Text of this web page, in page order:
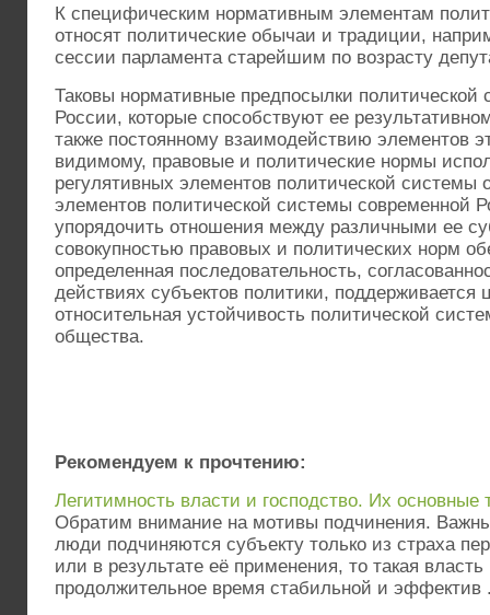
К специфическим нормативным элементам
относят политические обычаи и традиции,
сессии парламента старейшим по возрасту
Таковы нормативные предпосылки политической
России, которые способствуют ее
также постоянному взаимодействию элементов
видимому, правовые и политические нормы
регулятивных элементов политической системы
элементов политической системы современной
упорядочить отношения между различными ее
совокупностью правовых и политических норм
определенная последовательность,
действиях субъектов политики, поддерживается
относительная устойчивость политической
общества.
Рекомендуем к прочтению:
Легитимность власти и господство. Их основные
Обратим внимание на мотивы подчинения.
люди подчиняются субъекту только из страха
или в результате её применения, то такая
продолжительное время стабильной и эффектив